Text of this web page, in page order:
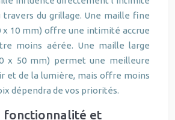
du grillage. Une maille fine
x 10 mm) offre une intimité accrue
moins aérée. Une maille large
x 50 mm) permet une meilleure
et de la lumière, mais offre moins
dépendra de vos priorités.
fonctionnalité et